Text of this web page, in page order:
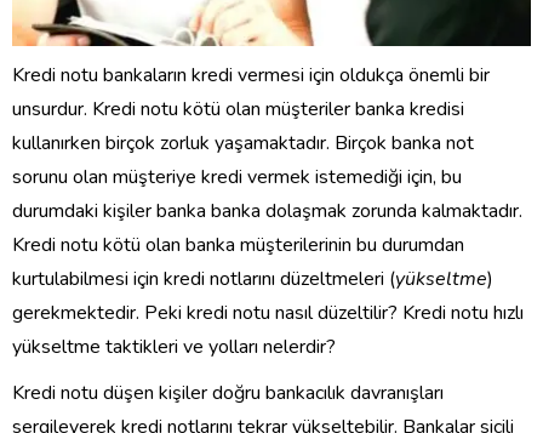
Kredi notu bankaların kredi vermesi için oldukça önemli bir
unsurdur. Kredi notu kötü olan müşteriler banka kredisi
kullanırken birçok zorluk yaşamaktadır. Birçok banka not
sorunu olan müşteriye kredi vermek istemediği için, bu
durumdaki kişiler banka banka dolaşmak zorunda kalmaktadır.
Kredi notu kötü olan banka müşterilerinin bu durumdan
kurtulabilmesi için kredi notlarını düzeltmeleri (yükseltme)
gerekmektedir. Peki kredi notu nasıl düzeltilir? Kredi notu hızlı
yükseltme taktikleri ve yolları nelerdir?
Kredi notu düşen kişiler doğru bankacılık davranışları
sergileyerek kredi notlarını tekrar yükseltebilir. Bankalar sicili